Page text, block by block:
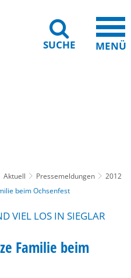
SUCHE MENÜ
Aktuell Pressemeldungen
2012
beim Ochsenfest
VIEL LOS IN SIEGLAR
Familie beim